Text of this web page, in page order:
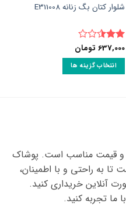
شلوار کتان بگ زنانه E311008
نمره
2.5از
637,000 تومان
انتخاب گزینه ها
باشد.
گزینه
ممکن
است
و قیمت مناسب است. پوشاک
تا به راحتی و با اطمینان،
آنلاین خریداری کنید.
ما تجربه کنید.